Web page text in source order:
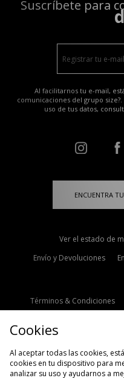
Suscríbete para
Al facilitarnos tu e-mail,
comunicaciones del grupo
uso de tus datos,
ENCUENTRA
Ver el estado de
Envío y Devoluciones
Términos & Condiciones
Cookies
Al aceptar todas las cookies,
cookies en tu dispositivo para
analizar su uso y ayudarnos a